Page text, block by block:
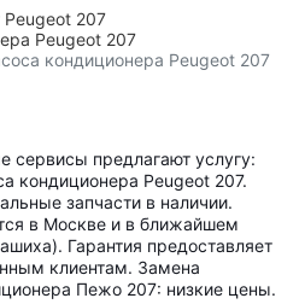
Peugeot 207
Peugeot 207
кондиционера Peugeot 207
сервисы предлагают услугу:
кондиционера Peugeot 207.
запчасти в наличии.
в Москве и в ближайшем
Гарантия предоставляет
клиентам. Замена
Пежо 207: низкие цены.